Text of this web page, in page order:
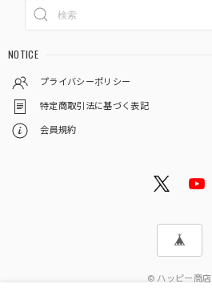
NOTICE
プライバシーポリシー
特定商取引法に基づく表記
会員規約
© ハッピー商店